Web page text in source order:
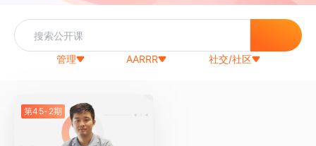
管理 AARRR 社交/社区
第45-2期